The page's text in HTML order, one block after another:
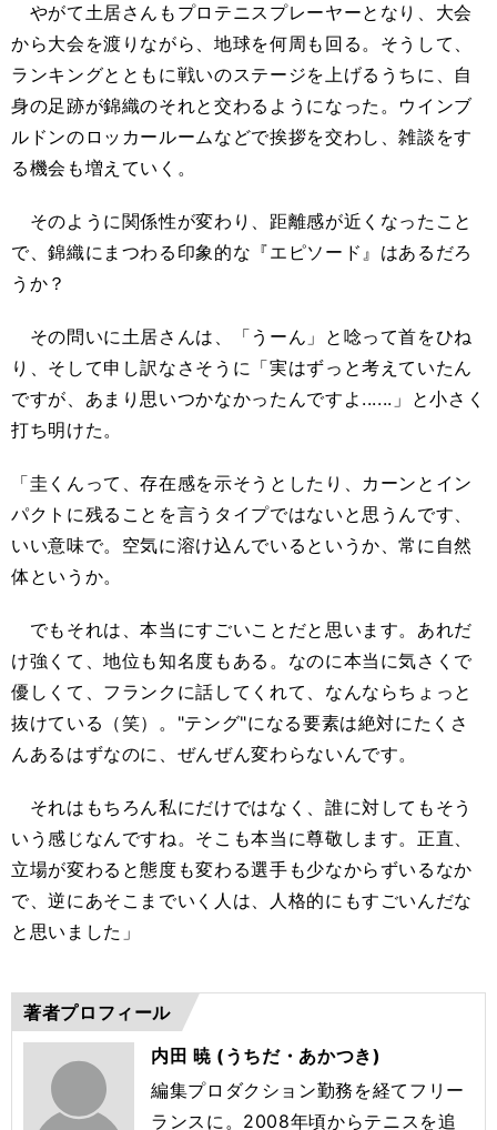
やがて土居さんもプロテニスプレーヤーとなり、大会
から大会を渡りながら、地球を何周も回る。そうして、
ランキングとともに戦いのステージを上げるうちに、自
身の足跡が錦織のそれと交わるようになった。ウインブ
ルドンのロッカールームなどで挨拶を交わし、雑談をす
る機会も増えていく。
そのように関係性が変わり、距離感が近くなったこと
で、錦織にまつわる印象的な『エピソード』はあるだろ
うか？
その問いに土居さんは、「うーん」と唸って首をひね
り、そして申し訳なさそうに「実はずっと考えていたん
ですが、あまり思いつかなかったんですよ......」と小さく
打ち明けた。
「圭くんって、存在感を示そうとしたり、カーンとイン
パクトに残ることを言うタイプではないと思うんです、
いい意味で。空気に溶け込んでいるというか、常に自然
体というか。
でもそれは、本当にすごいことだと思います。あれだ
け強くて、地位も知名度もある。なのに本当に気さくで
優しくて、フランクに話してくれて、なんならちょっと
抜けている（笑）。"テング"になる要素は絶対にたくさ
んあるはずなのに、ぜんぜん変わらないんです。
それはもちろん私にだけではなく、誰に対してもそう
いう感じなんですね。そこも本当に尊敬します。正直、
立場が変わると態度も変わる選手も少なからずいるなか
で、逆にあそこまでいく人は、人格的にもすごいんだな
と思いました」
著者プロフィール
内田 暁 (うちだ・あかつき)
編集プロダクション勤務を経てフリー
ランスに。2008年頃からテニスを追